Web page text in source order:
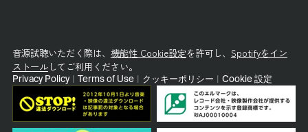
音源試聴いただく際は、 機能性 Cookie設定を許可し、 Spotifyをイン
ストールしてご利用ください。
Privacy Policy Terms of Use クッキーポリシー Cookie 設定